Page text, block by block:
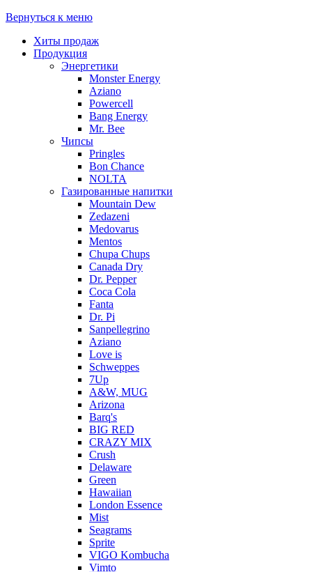
Вернуться к меню
Хиты продаж
Продукция
Энергетики
Monster Energy
Aziano
Powercell
Bang Energy
Mr. Bee
Чипсы
Pringles
Bon Chance
NOLTA
Газированные напитки
Mountain Dew
Zedazeni
Medovarus
Mentos
Chupa Chups
Canada Dry
Dr. Pepper
Coca Cola
Fanta
Dr. Pi
Sanpellegrino
Aziano
Love is
Schweppes
7Up
A&W, MUG
Arizona
Barq's
BIG RED
CRAZY MIX
Crush
Delaware
Green
Hawaiian
London Essence
Mist
Seagrams
Sprite
VIGO Kombucha
Vimto